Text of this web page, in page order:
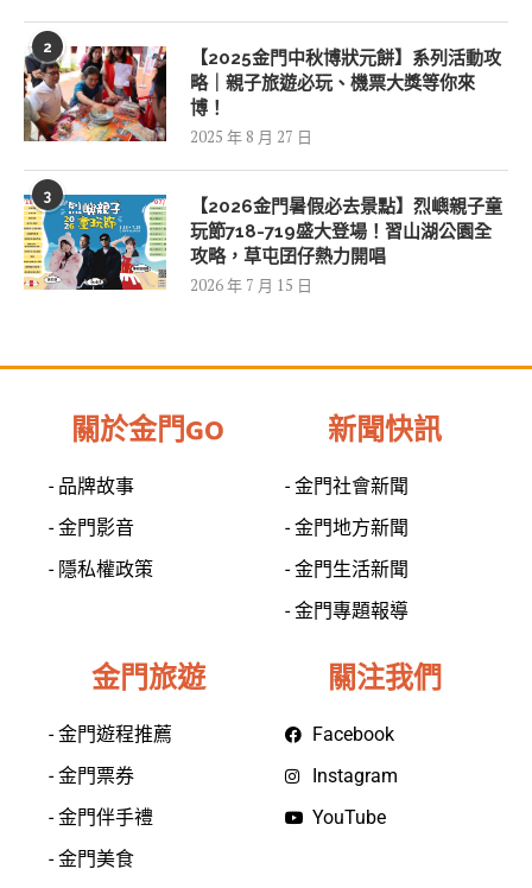
2
【2025金門中秋博狀元餅】系列活動攻
略｜親子旅遊必玩、機票大獎等你來
博！
2025 年 8 月 27 日
3
【2026金門暑假必去景點】烈嶼親子童
玩節718-719盛大登場！習山湖公園全
攻略，草屯囝仔熱力開唱
2026 年 7 月 15 日
關於金門GO
- 品牌故事
- 金門影音
- 隱私權政策
新聞快訊
- 金門社會新聞
- 金門地方新聞
- 金門生活新聞
- 金門專題報導
金門旅遊
- 金門遊程推薦
- 金門票券
- 金門伴手禮
- 金門美食
關注我們
Facebook
Instagram
YouTube